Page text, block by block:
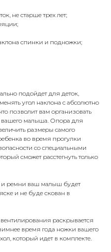
не старше трех лет;
спинки и подножки;
подойдет для деток,
угол наклона с абсолютно
позволит вам организовать
вашего малыша. Опора для
размеры самого
во время прогулки
со специальными
сможет расстегнуть только
и ремни ваш малыш будет
и не буде скован в
раскрывается
время года ножки вашего
который идет в комплекте.